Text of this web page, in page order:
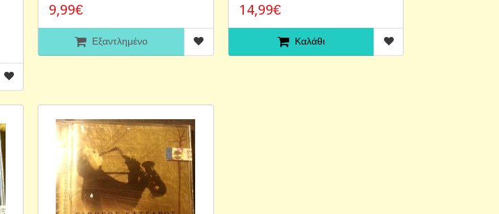
9,99€
Εξαντλημένο
14,99€
Καλάθι